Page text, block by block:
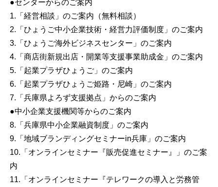
●センターからのご案内
1.「経営相談」のご案内（無料相談）
2.「ひょうご中小企業技術・経営力評価制度」のご案内
3.「ひょうご海外ビジネスセンター」のご案内
4.「商店街新規出店・開業等支援事業助成金」のご案内
5.「起業プラザひょうご」のご案内
6.「起業プラザひょうご姫路・尼崎」のご案内
7.「兵庫県よろず支援拠点」からのご案内
●中小企業支援機関等からのご案内
8.「兵庫県中小企業融資制度」のご案内
9.「地域ブランディングセミナーin兵庫」のご案内
10.「オンラインセミナー『販売促進セミナー』」のご案
内
11.「オンラインセミナー『テレワークの導入と労務管